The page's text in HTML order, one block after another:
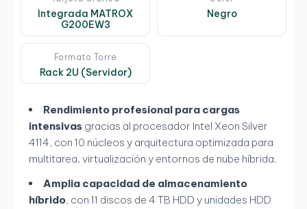
Integrada MATROX
G200EW3
Negro
Formato Torre
Rack 2U (Servidor)
Rendimiento profesional para cargas
intensivas gracias al procesador Intel Xeon Silver
4114, con 10 núcleos y arquitectura optimizada para
multitarea, virtualización y entornos de nube híbrida.
Amplia capacidad de almacenamiento
híbrido, con 11 discos de 4 TB HDD y unidades HDD